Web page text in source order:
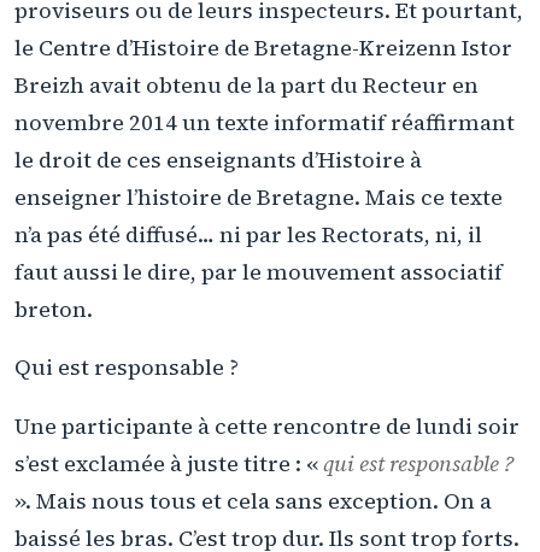
proviseurs ou de leurs inspecteurs. Et pourtant,
le Centre d’Histoire de Bretagne-Kreizenn Istor
Breizh avait obtenu de la part du Recteur en
novembre 2014 un texte informatif réaffirmant
le droit de ces enseignants d’Histoire à
enseigner l’histoire de Bretagne. Mais ce texte
n’a pas été diffusé… ni par les Rectorats, ni, il
faut aussi le dire, par le mouvement associatif
breton.
Qui est responsable ?
Une participante à cette rencontre de lundi soir
s’est exclamée à juste titre : «qui est responsable ?
». Mais nous tous et cela sans exception. On a
baissé les bras. C’est trop dur. Ils sont trop forts.